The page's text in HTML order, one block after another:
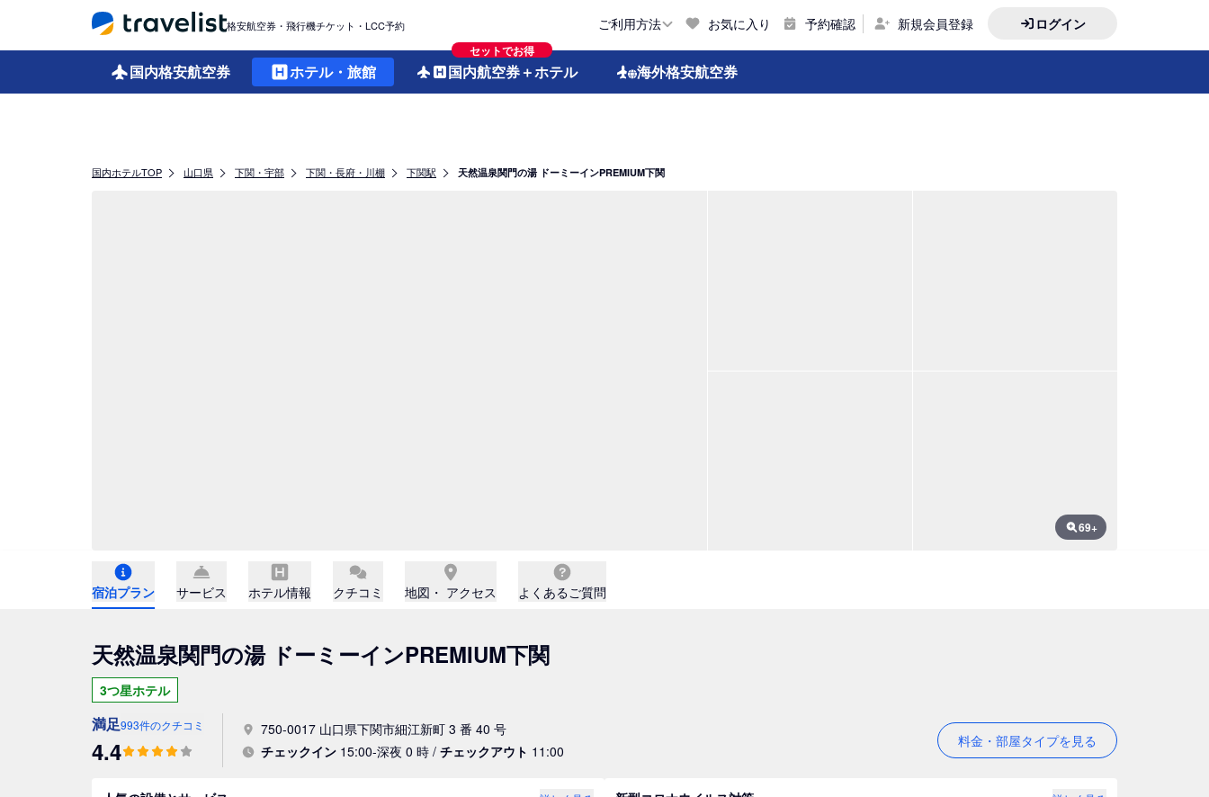
格安航空券・飛行機チケット・LCC予約 ご利用方法 お気に入り 予約確認 新規会員登録 ログイン
国内格安航空券 ホテル・旅館
セットでお得
国内航空券＋ホテル 海外格安航空券
国内ホテルTOP 山口県 下関・宇部 下関・長府・川棚 下関駅 天然温泉関門の湯 ドーミーインPREMIUM下関
69+
宿泊プラン サービス ホテル情報 クチコミ 地図・ アクセス よくあるご質問
天然温泉関門の湯 ドーミーインPREMIUM下関
3つ星ホテル
料金・部屋タイプを見る
750-0017 山口県下関市細江新町 3 番 40 号
チェックイン 15:00-深夜 0 時 / チェックアウト 11:00
満足993件のクチコミ
4.4